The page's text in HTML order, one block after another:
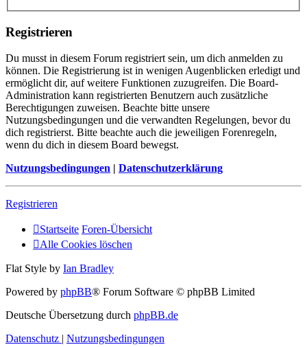
Registrieren
Du musst in diesem Forum registriert sein, um dich anmelden zu
können. Die Registrierung ist in wenigen Augenblicken erledigt und
ermöglicht dir, auf weitere Funktionen zuzugreifen. Die Board-
Administration kann registrierten Benutzern auch zusätzliche
Berechtigungen zuweisen. Beachte bitte unsere
Nutzungsbedingungen und die verwandten Regelungen, bevor du
dich registrierst. Bitte beachte auch die jeweiligen Forenregeln,
wenn du dich in diesem Board bewegst.
Nutzungsbedingungen | Datenschutzerklärung
Registrieren
Startseite Foren-Übersicht
Alle Cookies löschen
Flat Style by Ian Bradley
Powered by phpBB® Forum Software © phpBB Limited
Deutsche Übersetzung durch phpBB.de
Datenschutz | Nutzungsbedingungen